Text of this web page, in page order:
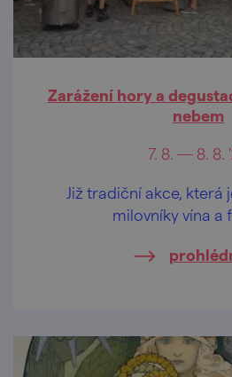
Zarážení hory a
nebem
7. 8. — 8. 8.
Již tradiční akce, která
milovníky vína a